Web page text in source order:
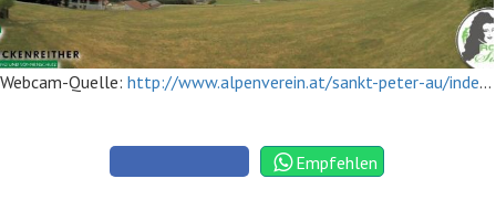
Webcam-Quelle: http://www.alpenverein.at/sankt-peter-au/index-Home.php
Empfehlen